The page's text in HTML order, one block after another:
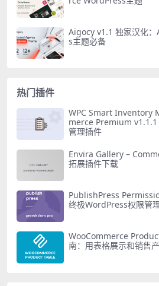
Aigocy v1.1 独家汉化
s主题必备
热门插件
WPC Smart Inventory
merce Premium v1.1.1
管理插件
Envira Gallery –
拓展插件下载
PublishPress
终极WordPress权限管
WooCommerce
南：用表格展示和销售